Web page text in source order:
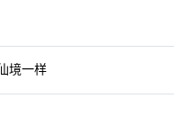
境一样